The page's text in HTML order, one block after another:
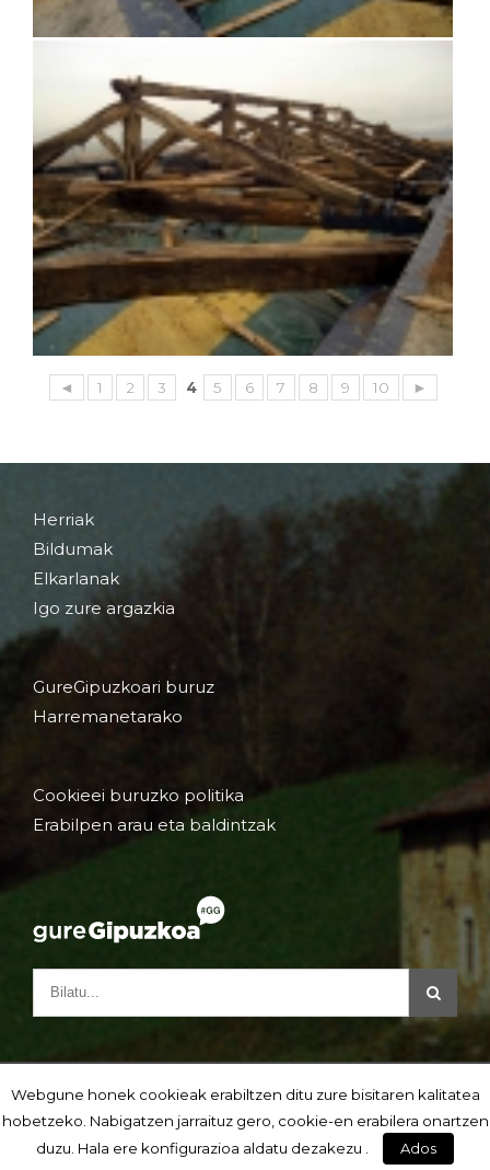
◄ 1 2 3 4 5 6 7 8 9 10 ►
Herriak
Bildumak
Elkarlanak
Igo zure argazkia
GureGipuzkoari buruz
Harremanetarako
Cookieei buruzko politika
Erabilpen arau eta baldintzak
Webgune honek cookieak erabiltzen ditu zure bisitaren kalitatea
hobetzeko. Nabigatzen jarraituz gero, cookie-en erabilera onartzen
duzu. Hala ere konfigurazioa aldatu dezakezu .
Ados